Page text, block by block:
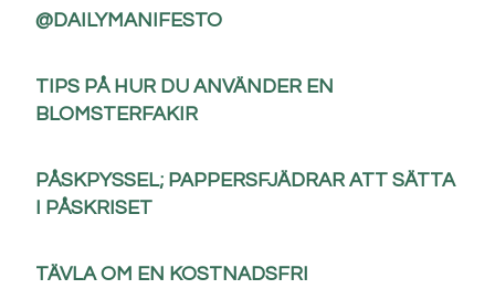
@DAILYMANIFESTO
TIPS PÅ HUR DU ANVÄNDER EN
BLOMSTERFAKIR
PÅSKPYSSEL; PAPPERSFJÄDRAR ATT SÄTTA
I PÅSKRISET
TÄVLA OM EN KOSTNADSFRI